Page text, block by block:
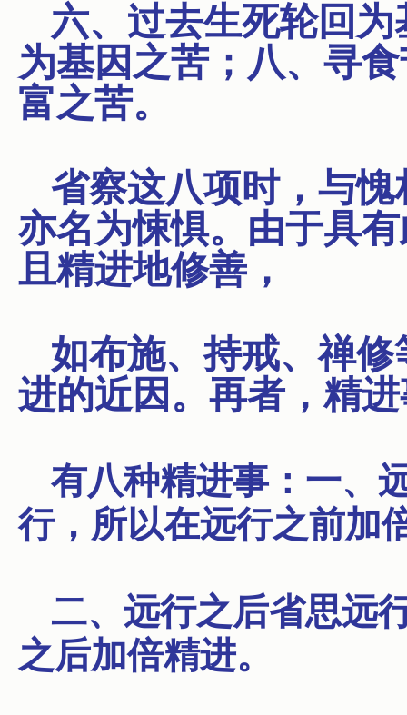
六、过去生死轮回
为基因之苦；八、寻
富之苦。
省察这八项时，与愧
亦名为悚惧。由于具
且精进地修善，
如布施、持戒、禅
进的近因。再者，精
有八种精进事：一、
行，所以在远行之前加
二、远行之后省思远
之后加倍精进。